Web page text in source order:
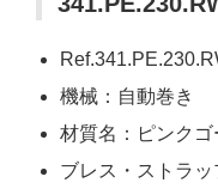
機械：自動巻き
材質名：ピンクゴ
ブレス・ストラ